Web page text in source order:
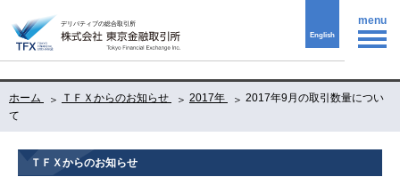
English
ホーム ＴＦＸからのお知らせ 2017年
2017年9月の取引数量につい
て
ＴＦＸからのお知らせ
menu